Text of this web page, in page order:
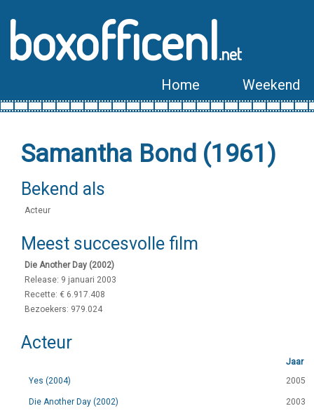
boxofficenl.net
Home Weekend
Samantha Bond (1961)
Bekend als
Acteur
Meest succesvolle film
Die Another Day (2002)
Release: 9 januari 2003
Recette: € 6.917.408
Bezoekers: 979.024
Acteur
Jaar
Yes (2004)
2005
Die Another Day (2002) 2003